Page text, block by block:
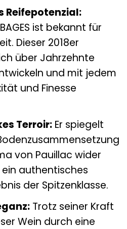
Reifepotenzial:
BAGES ist bekannt für
Dieser 2018er
über Jahrzehnte
und mit jedem
und Finesse
Terroir:Er spiegelt
von Pauillac wider
authentisches
der Spitzenklasse.
Trotz seiner Kraft
Wein durch eine